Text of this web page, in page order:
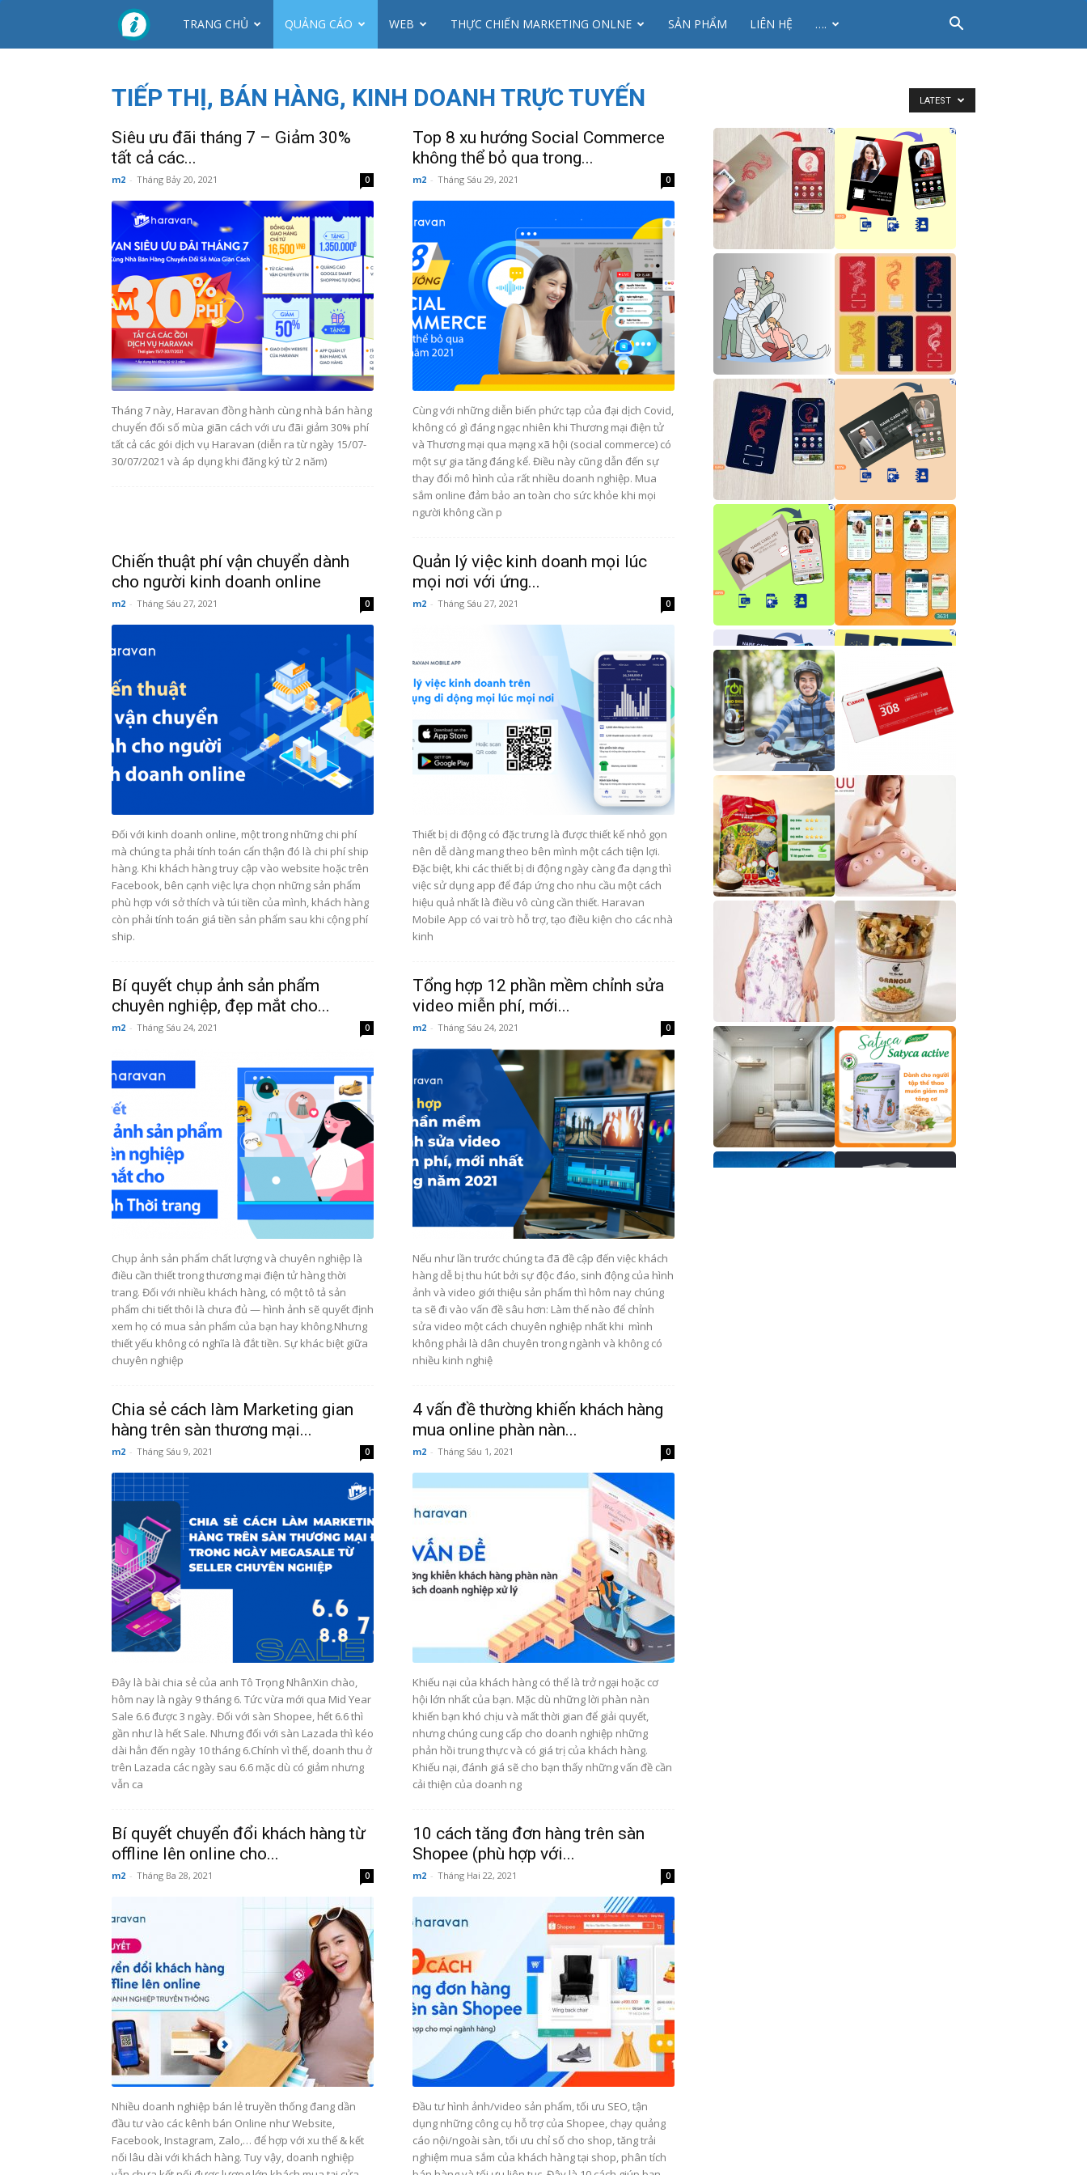
CTYTRANG CHỦ QUẢNG CÁO WEB THỰC CHIẾN MARKETING ONLNE SẢN PHẨM LIÊN HỆ ….
TIẾP THỊ, BÁN HÀNG, KINH DOANH TRỰC TUYẾN LATEST
Siêu ưu đãi tháng 7 – Giảm 30%
tất cả các...
m2 - Tháng Bảy 20, 2021 0
Tháng 7 này, Haravan đồng hành cùng nhà bán hàng
chuyển đối số mùa giãn cách với ưu đãi giảm 30% phí
tất cả các gói dịch vụ Haravan (diễn ra từ ngày 15/07-
30/07/2021 và áp dụng khi đăng ký từ 2 năm)
Top 8 xu hướng Social Commerce
không thể bỏ qua trong...
m2 - Tháng Sáu 29, 2021 0
Cùng với những diễn biến phức tạp của đại dịch Covid,
không có gì đáng ngạc nhiên khi Thương mại điện tử
và Thương mại qua mạng xã hội (social commerce) có
một sự gia tăng đáng kể. Điều này cũng dẫn đến sự
thay đổi mô hình của rất nhiều doanh nghiệp. Mua
sắm online đảm bảo an toàn cho sức khỏe khi mọi
người không cần p
Chiến thuật phí vận chuyển dành
cho người kinh doanh online
m2 - Tháng Sáu 27, 2021 0
Đối với kinh doanh online, một trong những chi phí
mà chúng ta phải tính toán cẩn thận đó là chi phí ship
hàng. Khi khách hàng truy cập vào website hoặc trên
Facebook, bên cạnh việc lựa chọn những sản phẩm
phù hợp với sở thích và túi tiền của mình, khách hàng
còn phải tính toán giá tiền sản phẩm sau khi cộng phí
ship.
Quản lý việc kinh doanh mọi lúc
mọi nơi với ứng...
m2 - Tháng Sáu 27, 2021 0
Thiết bị di động có đặc trưng là được thiết kế nhỏ gọn
nên dễ dàng mang theo bên mình một cách tiện lợi.
Đặc biệt, khi các thiết bị di động ngày càng đa dạng thì
việc sử dụng app để đáp ứng cho nhu cầu một cách
hiệu quả nhất là điều vô cùng cần thiết. Haravan
Mobile App có vai trò hỗ trợ, tạo điều kiện cho các nhà
kinh
Bí quyết chụp ảnh sản phẩm
chuyên nghiệp, đẹp mắt cho...
m2 - Tháng Sáu 24, 2021 0
Chụp ảnh sản phẩm chất lượng và chuyên nghiệp là
điều cần thiết trong thương mại điện tử hàng thời
trang. Đối với nhiều khách hàng, có một tô tả sản
phẩm chi tiết thôi là chưa đủ — hình ảnh sẽ quyết định
xem họ có mua sản phẩm của bạn hay không.Nhưng
thiết yếu không có nghĩa là đắt tiền. Sự khác biệt giữa
chuyên nghiệp
Tổng hợp 12 phần mềm chỉnh sửa
video miễn phí, mới...
m2 - Tháng Sáu 24, 2021 0
Nếu như lần trước chúng ta đã đề cập đến việc khách
hàng dễ bị thu hút bởi sự độc đáo, sinh động của hình
ảnh và video giới thiệu sản phẩm thì hôm nay chúng
ta sẽ đi vào vấn đề sâu hơn: Làm thế nào để chỉnh
sửa video một cách chuyên nghiệp nhất khi mình
không phải là dân chuyên trong ngành và không có
nhiều kinh nghiệ
Chia sẻ cách làm Marketing gian
hàng trên sàn thương mại...
m2 - Tháng Sáu 9, 2021 0
Đây là bài chia sẻ của anh Tô Trọng NhânXin chào,
hôm nay là ngày 9 tháng 6. Tức vừa mới qua Mid Year
Sale 6.6 được 3 ngày. Đối với sàn Shopee, hết 6.6 thì
gần như là hết Sale. Nhưng đối với sàn Lazada thì kéo
dài hẳn đến ngày 10 tháng 6.Chính vì thế, doanh thu ở
trên Lazada các ngày sau 6.6 mặc dù có giảm nhưng
vẫn ca
4 vấn đề thường khiến khách hàng
mua online phàn nàn...
m2 - Tháng Sáu 1, 2021 0
Khiếu nại của khách hàng có thể là trở ngại hoặc cơ
hội lớn nhất của bạn. Mặc dù những lời phàn nàn
khiến bạn khó chịu và mất thời gian để giải quyết,
nhưng chúng cung cấp cho doanh nghiệp những
phản hồi trung thực và có giá trị của khách hàng.
Khiếu nại, đánh giá sẽ cho bạn thấy những vấn đề cần
cải thiện của doanh ng
Bí quyết chuyển đổi khách hàng từ
offline lên online cho...
m2 - Tháng Ba 28, 2021 0
Nhiều doanh nghiệp bán lẻ truyền thống đang dần
đầu tư vào các kênh bán Online như Website,
Facebook, Instagram, Zalo,… để hợp với xu thế & kết
nối lâu dài với khách hàng. Tuy vậy, doanh nghiệp
10 cách tăng đơn hàng trên sàn
Shopee (phù hợp với...
m2 - Tháng Hai 22, 2021 0
Đầu tư hình ảnh/video sản phẩm, tối ưu SEO, tận
dụng những công cụ hỗ trợ của Shopee, chạy quảng
cáo nội/ngoài sàn, tối ưu chỉ số cho shop, tăng trải
nghiệm mua sắm của khách hàng tại shop, phân tích